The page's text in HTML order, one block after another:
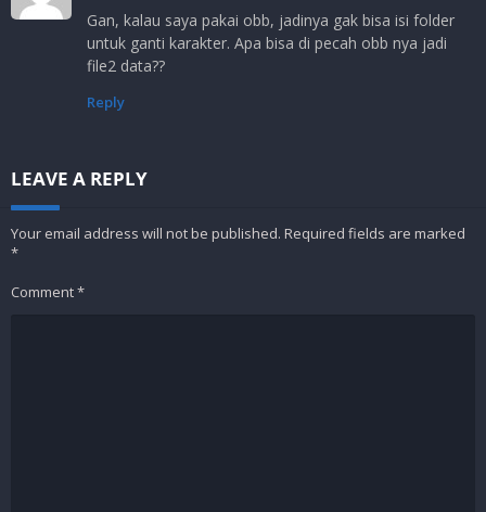
Gan, kalau saya pakai obb, jadinya gak bisa isi folder
untuk ganti karakter. Apa bisa di pecah obb nya jadi
file2 data??
Reply
LEAVE A REPLY
Your email address will not be published. Required fields are marked
*
Comment*